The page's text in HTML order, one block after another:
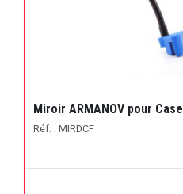
Miroir ARMANOV pour
Réf. : MIRDCF